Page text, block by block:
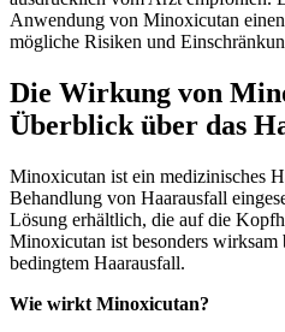
Anwendung von Minoxicutan
mögliche Risiken und
Die Wirkung von
Überblick über das
Minoxicutan ist ein medizinisches
Behandlung von Haarausfall
Lösung erhältlich, die auf die
Minoxicutan ist besonders
bedingtem Haarausfall.
Wie wirkt Minoxicutan?